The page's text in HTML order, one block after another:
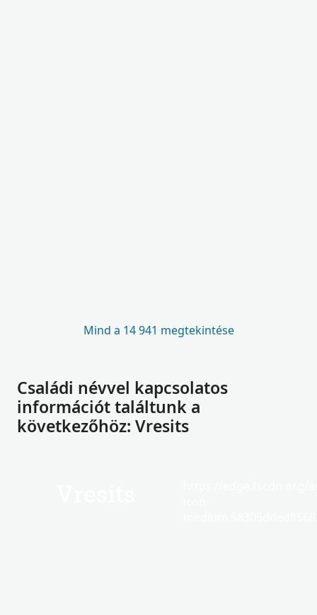
Mind a 14 941 megtekintése
Családi névvel kapcsolatos
információt találtunk a
következőhöz: Vresits